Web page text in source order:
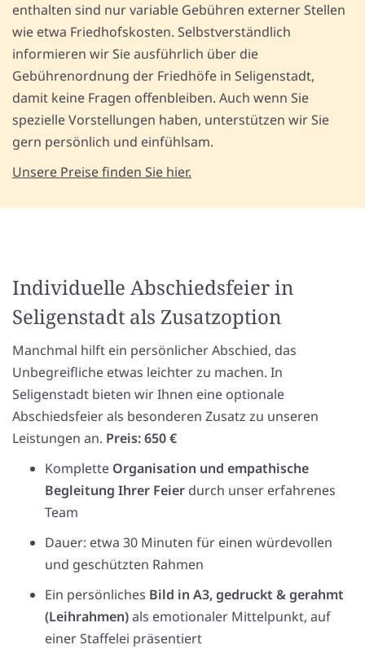
enthalten sind nur variable Gebühren externer Stellen
wie etwa Friedhofskosten. Selbstverständlich
informieren wir Sie ausführlich über die
Gebührenordnung der Friedhöfe in Seligenstadt,
damit keine Fragen offenbleiben. Auch wenn Sie
spezielle Vorstellungen haben, unterstützen wir Sie
gern persönlich und einfühlsam.
Unsere Preise finden Sie hier.
Individuelle Abschiedsfeier in
Seligenstadt als Zusatzoption
Manchmal hilft ein persönlicher Abschied, das
Unbegreifliche etwas leichter zu machen. In
Seligenstadt bieten wir Ihnen eine optionale
Abschiedsfeier als besonderen Zusatz zu unseren
Leistungen an. Preis: 650 €
Komplette Organisation und empathische
Begleitung Ihrer Feier durch unser erfahrenes
Team
Dauer: etwa 30 Minuten für einen würdevollen
und geschützten Rahmen
Ein persönliches Bild in A3, gedruckt & gerahmt
(Leihrahmen)als emotionaler Mittelpunkt, auf
einer Staffelei präsentiert